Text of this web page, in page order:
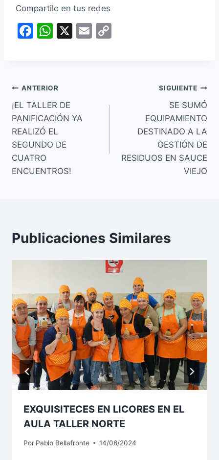
Compartilo en tus redes
F
b
o
o
k
W
A
p
p
X
E
Navegación
de
entradas
ANTERIOR
¡EL TALLER DE
PANIFICACIÓN YA
REALIZÓ EL
SEGUNDO DE
CUATRO
ENCUENTROS!
SIGUIENTE
SE SUMÓ
EQUIPAMIENTO
DESTINADO A LA
GESTIÓN DE
RESIDUOS EN SAUCE
VIEJO
Publicaciones Similares
EXQUISITECES EN LICORES EN EL
AULA TALLER NORTE
Por Pablo Bellafronte 14/06/2024